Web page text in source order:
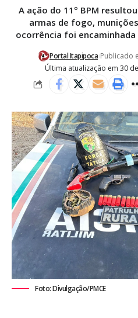
A ação do 11º BPM
armas de fogo,
ocorrência foi
Última atualização em 30
Portal Itapipoca Publicado
Foto: Divulgação/PMCE